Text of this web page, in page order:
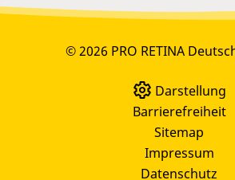
© 2026 PRO RETINA
Darstellung
Barrierefreiheit
Sitemap
Impressum
Datenschutz